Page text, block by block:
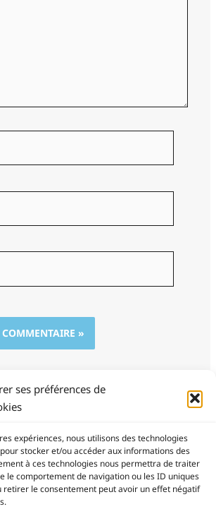
ses préférences de
expériences, nous utilisons des technologies
stocker et/ou accéder aux informations des
à ces technologies nous permettra de traiter
le comportement de navigation ou les ID uniques
retirer le consentement peut avoir un effet négatif
- 06 85 94 34 21